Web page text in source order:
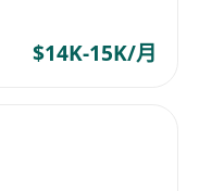
$14K-15K/月